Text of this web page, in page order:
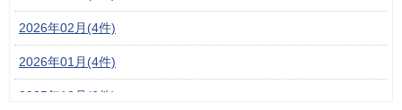
2026年02月(4件)
2026年01月(4件)
2025年12月(6件)